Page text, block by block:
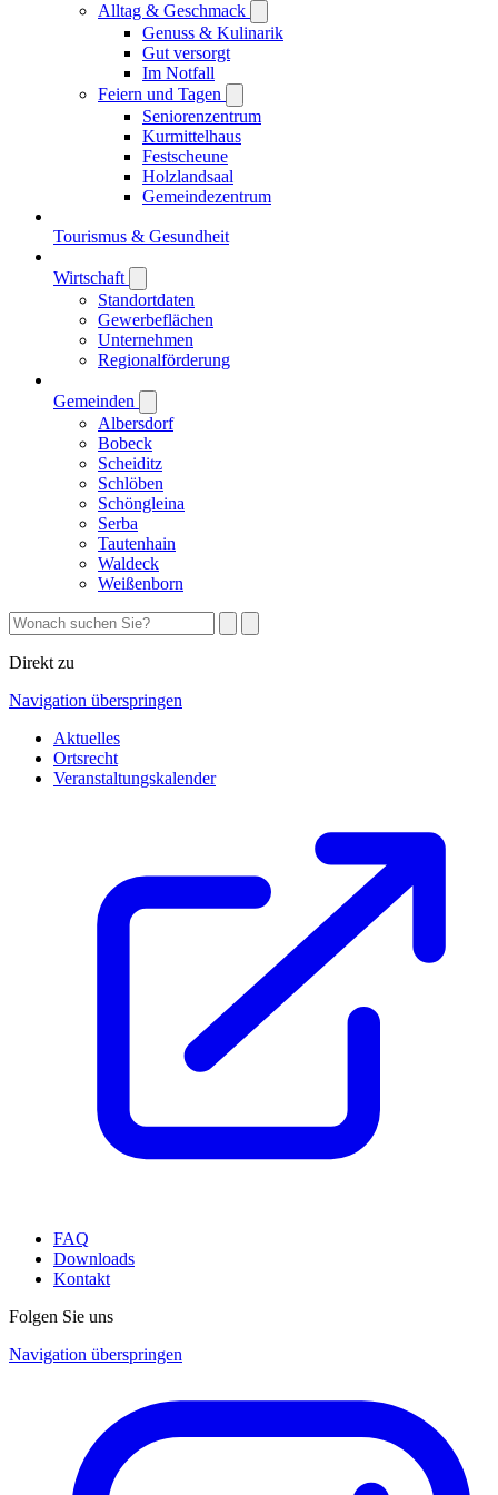
Alltag & Geschmack
Genuss & Kulinarik
Gut versorgt
Im Notfall
Feiern und Tagen
Seniorenzentrum
Kurmittelhaus
Festscheune
Holzlandsaal
Gemeindezentrum
Tourismus & Gesundheit
Wirtschaft
Standortdaten
Gewerbeflächen
Unternehmen
Regionalförderung
Gemeinden
Albersdorf
Bobeck
Scheiditz
Schlöben
Schöngleina
Serba
Tautenhain
Waldeck
Weißenborn
Direkt zu
Navigation überspringen
Aktuelles
Ortsrecht
Veranstaltungskalender
FAQ
Downloads
Kontakt
Folgen Sie uns
Navigation überspringen